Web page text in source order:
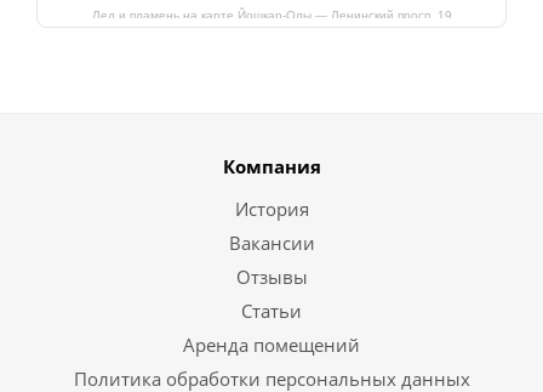
Лед и пламень на карте Йошкар‑Олы — Ленинский просп.,19
Компания
История
Вакансии
Отзывы
Статьи
Аренда помещений
Политика обработки персональных данных